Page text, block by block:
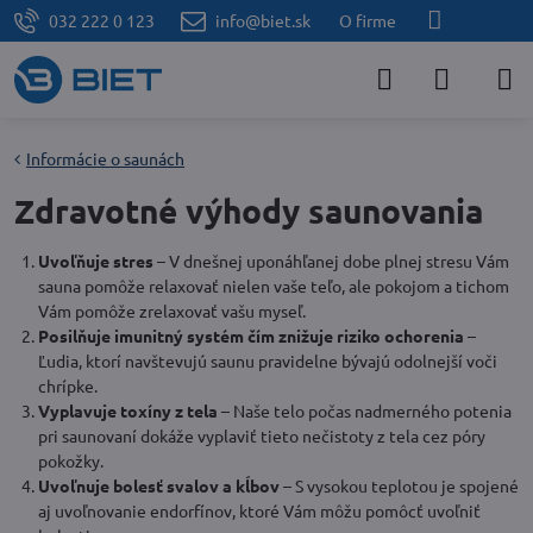
032 222 0 123 info@biet.sk O firme
Informácie o saunách
Zdravotné výhody saunovania
Uvoľňuje stres – V dnešnej uponáhľanej dobe plnej stresu Vám
sauna pomôže relaxovať nielen vaše teľo, ale pokojom a tichom
Vám pomôže zrelaxovať vašu myseľ.
Posilňuje imunitný systém čím znižuje riziko ochorenia –
Ľudia, ktorí navštevujú saunu pravidelne bývajú odolnejší voči
chrípke.
Vyplavuje toxíny z tela – Naše telo počas nadmerného potenia
pri saunovaní dokáže vyplaviť tieto nečistoty z tela cez póry
pokožky.
Uvoľnuje bolesť svalov a kĺbov– S vysokou teplotou je spojené
aj uvoľnovanie endorfínov, ktoré Vám môžu pomôcť uvoľniť